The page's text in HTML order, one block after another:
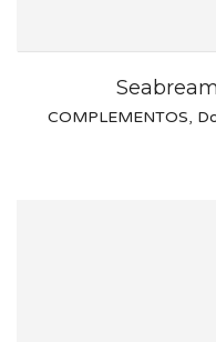
COMPLEMENTOS,